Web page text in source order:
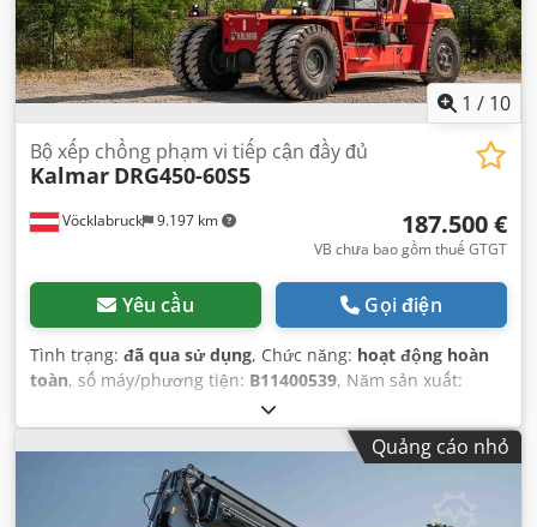
1 / 10
Vöcklabruck 9.197 km
Bộ xếp chồng phạm vi tiếp cận đầy đủ
Kalmar DRG450-60S5
187.500 €
VB chưa bao gồm thuế GTGT
Yêu cầu Gọi điện
Tình trạng: đã qua sử dụng, Chức năng: hoạt động hoàn
toàn, số máy/phương tiện: B11400539, Năm sản xuất:
19.784 h, tải trọng:
cao nâng:15.000 mm, loại nhiên liệu:diesel, công suất:
265 kW (360,30 mã lực), trọng lượng không tải: 68.080 kg ,
loại truyền động:Diesel,
Quảng cáo nhỏ